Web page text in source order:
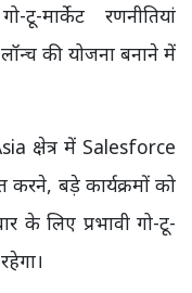
टू-मार्केट रणनीतियां
की योजना बनाने में
क्षेत्र में Salesforce
बड़े कार्यक्रमों को
के लिए प्रभावी गो-टू-